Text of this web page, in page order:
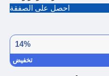
احصل على الصفقة
14%
تخفيض